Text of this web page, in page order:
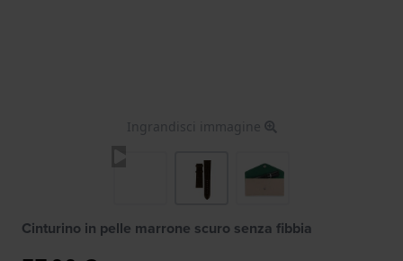
Ingrandisci immagine
Cinturino in pelle marrone scuro senza fibbia